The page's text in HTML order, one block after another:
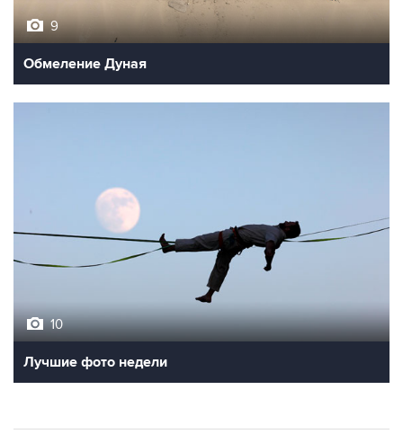
9
Обмеление Дуная
10
Лучшие фото недели